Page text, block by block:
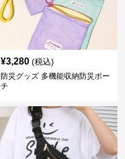
¥3,280 (税込)
防災グッズ 多機能収納防災ポー
チ